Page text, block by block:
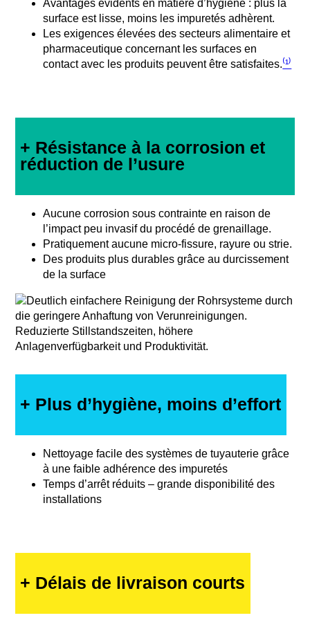
Avantages évidents en matière d’hygiène : plus la
surface est lisse, moins les impuretés adhèrent.
Les exigences élevées des secteurs alimentaire et
pharmaceutique concernant les surfaces en
contact avec les produits peuvent être satisfaites.⁽¹⁾
+ Résistance à la corrosion et
réduction de l’usure
Aucune corrosion sous contrainte en raison de
l’impact peu invasif du procédé de grenaillage.
Pratiquement aucune micro-fissure, rayure ou strie.
Des produits plus durables grâce au durcissement
de la surface
+ Plus d’hygiène, moins d’effort
Nettoyage facile des systèmes de tuyauterie grâce
à une faible adhérence des impuretés
Temps d’arrêt réduits – grande disponibilité des
installations
+ Délais de livraison courts